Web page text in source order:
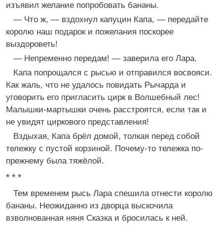
изъявил желание попробовать бананы.
— Что ж, — вздохнул капуцин Капа, — передайте
королю наш подарок и пожелания поскорее
выздороветь!
— Непременно передам! — заверила его Лара.
Капа попрощался с рысью и отправился восвояси.
Как жаль, что не удалось повидать Рычарда и
уговорить его пригласить цирк в Волшебный лес!
Малышки-мартышки очень расстроятся, если так и
не увидят циркового представления!
Вздыхая, Капа брёл домой, толкая перед собой
тележку с пустой корзиной. Почему-то тележка по-
прежнему была тяжёлой.
* * *
Тем временем рысь Лара спешила отнести королю
бананы. Неожиданно из дворца выскочила
взволнованная няня Сказка и бросилась к ней.